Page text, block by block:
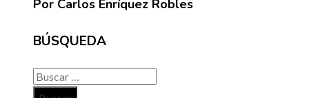
Por Carlos Enríquez Robles
BÚSQUEDA
Buscar: